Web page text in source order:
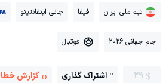
تیم ملی ایران فیفا جانی اینفانتینو
جام جهانی 2026 فوتبال
29 اشتراک گذاری گزارش خطا